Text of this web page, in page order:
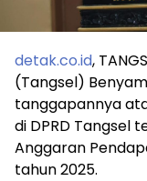
detak.co.id,
(Tangsel)
tanggapannya
di DPRD Tangsel
Anggaran
tahun 2025.